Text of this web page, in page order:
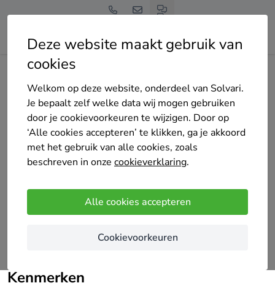
Deze website maakt gebruik van
cookies
Welkom op deze website, onderdeel van Solvari.
Je bepaalt zelf welke data wij mogen gebruiken
door je cookievoorkeuren te wijzigen. Door op
‘Alle cookies accepteren’ te klikken, ga je akkoord
met het gebruik van alle cookies, zoals
beschreven in onze cookieverklaring.
Alle cookies accepteren
Cookievoorkeuren
Home Bedrijven overzicht
PUVYTEC
Waasmunster. Neem vandaag nog contact met ons
Kenmerken